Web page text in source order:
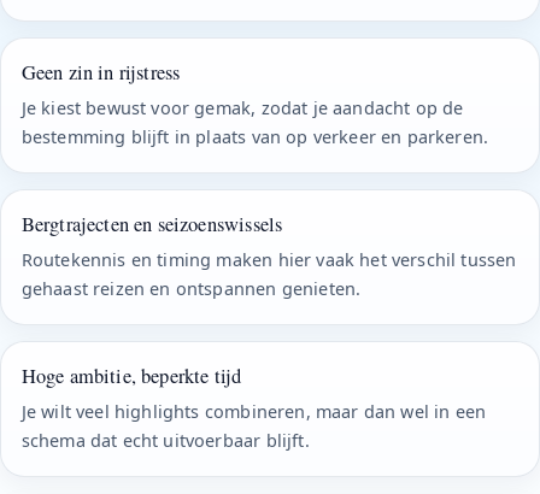
Geen zin in rijstress
Je kiest bewust voor gemak, zodat je aandacht op de
bestemming blijft in plaats van op verkeer en parkeren.
Bergtrajecten en seizoenswissels
Routekennis en timing maken hier vaak het verschil tussen
gehaast reizen en ontspannen genieten.
Hoge ambitie, beperkte tijd
Je wilt veel highlights combineren, maar dan wel in een
schema dat echt uitvoerbaar blijft.